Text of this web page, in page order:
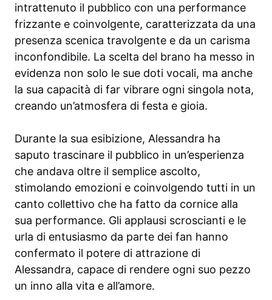
intrattenuto il pubblico con una performance
frizzante e coinvolgente, caratterizzata da una
presenza scenica travolgente e da un carisma
inconfondibile. La scelta del brano ha messo in
evidenza non solo le sue doti vocali, ma anche
la sua capacità di far vibrare ogni singola nota,
creando un’atmosfera di festa e gioia.
Durante la sua esibizione, Alessandra ha
saputo trascinare il pubblico in un’esperienza
che andava oltre il semplice ascolto,
stimolando emozioni e coinvolgendo tutti in un
canto collettivo che ha fatto da cornice alla
sua performance. Gli applausi scroscianti e le
urla di entusiasmo da parte dei fan hanno
confermato il potere di attrazione di
Alessandra, capace di rendere ogni suo pezzo
un inno alla vita e all’amore.